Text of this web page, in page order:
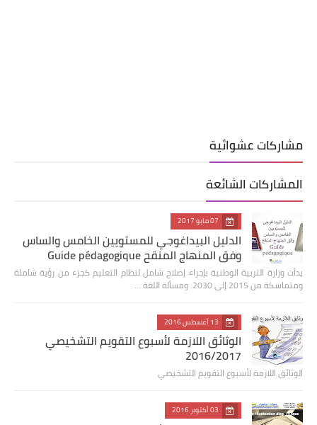
مشاركات عشوائية
المشاركات الشائعة
07 مايو 2017
الدليل البيداغوجي للمستويين الخامس والساس
وفق المنهاج المنقح Guide pédagogique
بدأت وزارة التربية الوطنية بإجراء إصلاح شامل لنظام التعليم كجزء من رؤية شاملة
ومتماسكة من 2015 إلى 2030. ومسألة اللغة …
13 أغسطس 2016
الوثائق اللازمة لأسبوع التقويم التشخيصي
2016/2017
الوثائق اللازمة لأسبوع التقويم التشخيصي
03 أكتوبر 2016